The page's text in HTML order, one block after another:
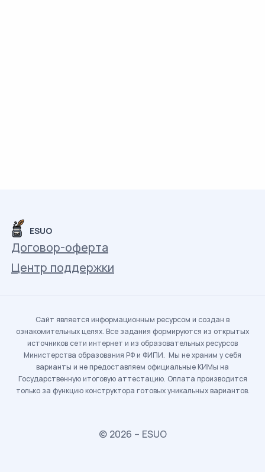
ESUO
Договор-оферта
Центр поддержки
Сайт является информационным ресурсом и создан в
ознакомительных целях. Все задания формируются из открытых
источников сети интернет и из образовательных ресурсов
Министерства образования РФ и ФИПИ. Мы не храним у себя
варианты и не предоставляем официальные КИМы на
Государственную итоговую аттестацию. Оплата производится
только за функцию конструктора готовых уникальных вариантов.
© 2026 – ESUO